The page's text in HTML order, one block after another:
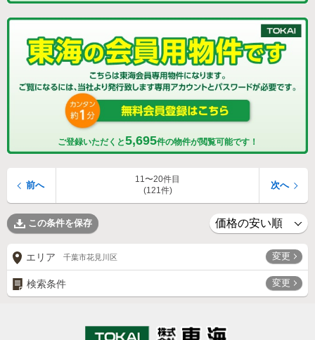
ご登録いただくと5,695件の物件が閲覧可能です！
11〜20件目
(121件)
前へ 次へ
この条件を保存
エリア 千葉市花見川区 変更
検索条件 変更